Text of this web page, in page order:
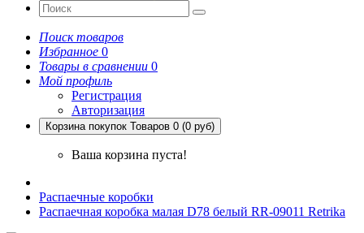
Поиск товаров
Избранное 0
Товары в сравнении 0
Мой профиль
Регистрация
Авторизация
Корзина покупок Товаров 0 (0 руб)
Ваша корзина пуста!
Распаечные коробки
Распаечная коробка малая D78 белый RR-09011 Retrika